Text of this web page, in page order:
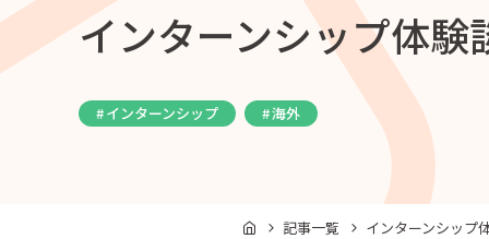
インターンシップ体験
インターンシップ 海外
記事一覧 インターンシップ